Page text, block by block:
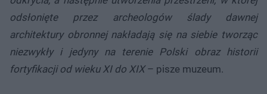
odsłonięte przez archeologów ślady dawnej
architektury obronnej nakładają się na siebie tworząc
niezwykły i jedyny na terenie Polski obraz historii
fortyfikacji od wieku XI do XIX– pisze muzeum.